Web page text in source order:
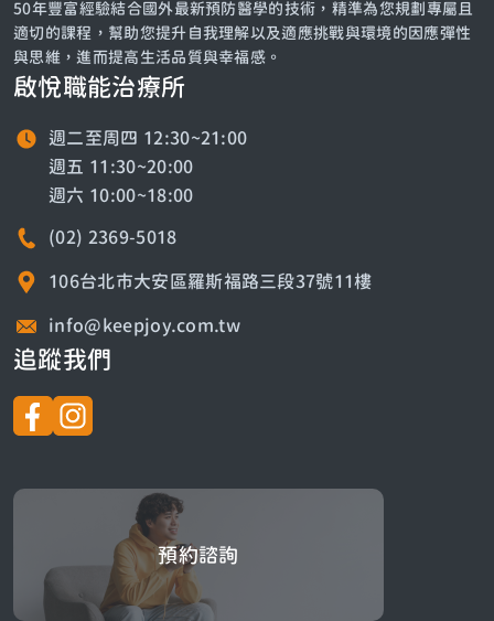
50年豐富經驗結合國外最新預防醫學的技術，精準為您規劃專屬且
適切的課程，幫助您提升自我理解以及適應挑戰與環境的因應彈性
與思維，進而提高生活品質與幸福感。
啟悅職能治療所
週二至周四 12:30~21:00
週五 11:30~20:00
週六 10:00~18:00
(02) 2369-5018
106台北市大安區羅斯福路三段37號11樓
info@keepjoy.com.tw
追蹤我們
預約諮詢